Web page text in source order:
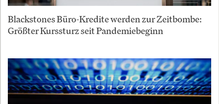
Blackstones Büro-Kredite werden zur Zeitbombe:
Größter Kurssturz seit Pandemiebeginn